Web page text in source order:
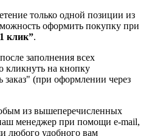
только одной позиции из
оформить покупку при
клик”.
заполнения всех
на кнопку
(при оформлении через
из вышеперечисленных
менеджер при помощи e-mail,
любого удобного вам